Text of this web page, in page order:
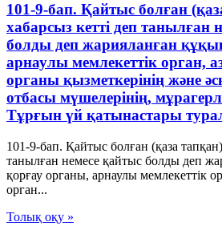
101-9-бап. Қайтыс болған
хабарсыз кетті деп танылған
болды деп жарияланған
арнаулы мемлекеттік орган,
органы қызметкерінің және
отбасы мүшелерінің,
Тұрғын үй қатынастары
101-9-бап. Қайтыс болған (қаза
танылған немесе қайтыс болды деп
қорғау органы, арнаулы мемлекеттік
орган...
Толық оқу »